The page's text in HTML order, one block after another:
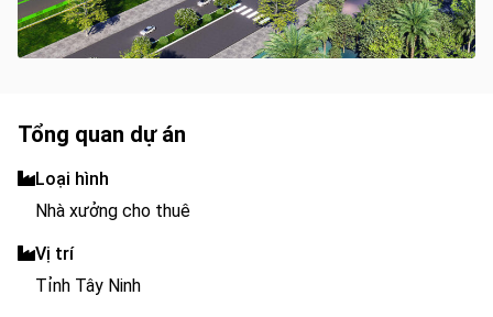
Tổng quan dự án
Loại hình
Nhà xưởng cho thuê
Vị trí
Tỉnh Tây Ninh